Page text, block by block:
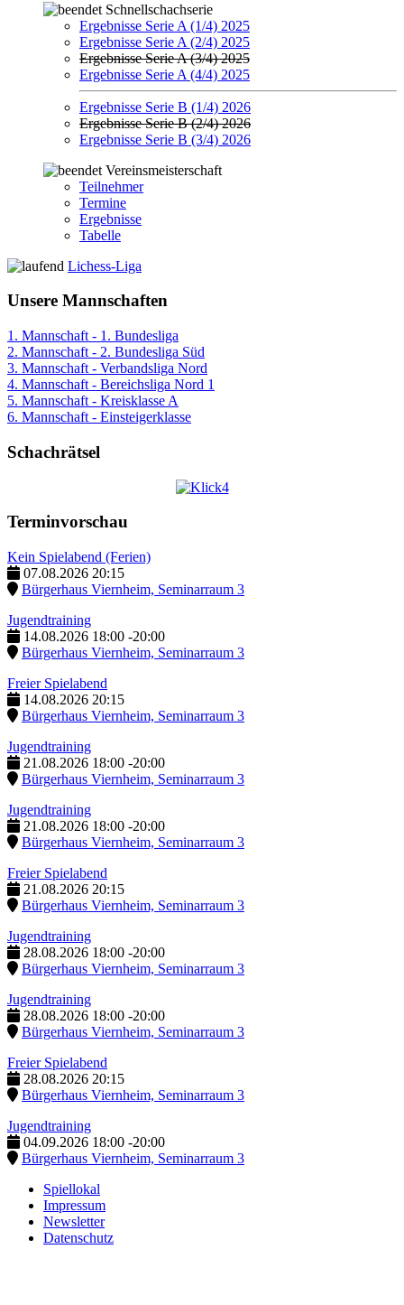
Schnellschachserie
Ergebnisse Serie A (1/4) 2025
Ergebnisse Serie A (2/4) 2025
Ergebnisse Serie A (3/4) 2025
Ergebnisse Serie A (4/4) 2025
Ergebnisse Serie B (1/4) 2026
Ergebnisse Serie B (2/4) 2026
Ergebnisse Serie B (3/4) 2026
Vereinsmeisterschaft
Teilnehmer
Termine
Ergebnisse
Tabelle
Lichess-Liga
Unsere Mannschaften
1. Mannschaft - 1. Bundesliga
2. Mannschaft - 2. Bundesliga Süd
3. Mannschaft - Verbandsliga Nord
4. Mannschaft - Bereichsliga Nord 1
5. Mannschaft - Kreisklasse A
6. Mannschaft - Einsteigerklasse
Schachrätsel
Terminvorschau
Kein Spielabend (Ferien)
07.08.2026 20:15
Bürgerhaus Viernheim, Seminarraum 3
Jugendtraining
14.08.2026 18:00 -20:00
Bürgerhaus Viernheim, Seminarraum 3
Freier Spielabend
14.08.2026 20:15
Bürgerhaus Viernheim, Seminarraum 3
Jugendtraining
21.08.2026 18:00 -20:00
Bürgerhaus Viernheim, Seminarraum 3
Jugendtraining
21.08.2026 18:00 -20:00
Bürgerhaus Viernheim, Seminarraum 3
Freier Spielabend
21.08.2026 20:15
Bürgerhaus Viernheim, Seminarraum 3
Jugendtraining
28.08.2026 18:00 -20:00
Bürgerhaus Viernheim, Seminarraum 3
Jugendtraining
28.08.2026 18:00 -20:00
Bürgerhaus Viernheim, Seminarraum 3
Freier Spielabend
28.08.2026 20:15
Bürgerhaus Viernheim, Seminarraum 3
Jugendtraining
04.09.2026 18:00 -20:00
Bürgerhaus Viernheim, Seminarraum 3
Spiellokal
Impressum
Newsletter
Datenschutz